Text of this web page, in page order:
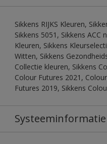
Sikkens RIJKS Kleuren,
Sikkens 5051, Sikkens ACC
Kleuren, Sikkens
Witten, Sikkens
Collectie kleuren, Sikkens
Colour Futures 2021,
Futures 2019, Sikkens
Systeeminformatie